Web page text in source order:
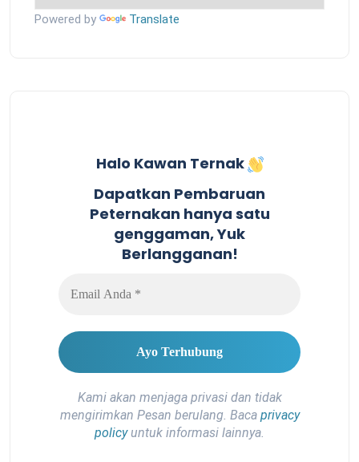
Powered by Translate
Halo Kawan Ternak
Dapatkan Pembaruan
Peternakan hanya satu
genggaman, Yuk
Berlangganan!
Kami akan menjaga privasi dan tidak
mengirimkan Pesan berulang. Baca privacy
policyuntuk informasi lainnya.